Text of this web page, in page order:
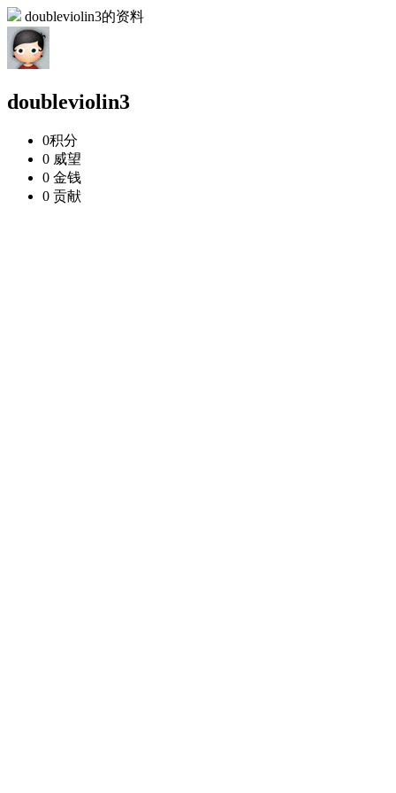
doubleviolin3的资料
doubleviolin3
0积分
0 威望
0 金钱
0 贡献